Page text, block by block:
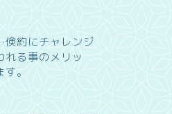
倹約にチャレンジ
れる事のメリッ
。